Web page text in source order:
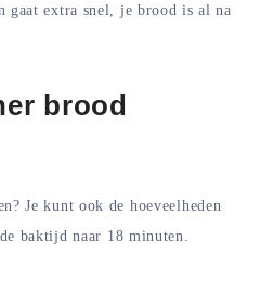
gaat extra snel, je brood is al na
brood
Je kunt ook de hoeveelheden
baktijd naar 18 minuten.